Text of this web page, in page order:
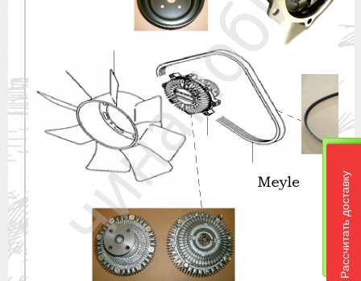
Рассчитать доставку